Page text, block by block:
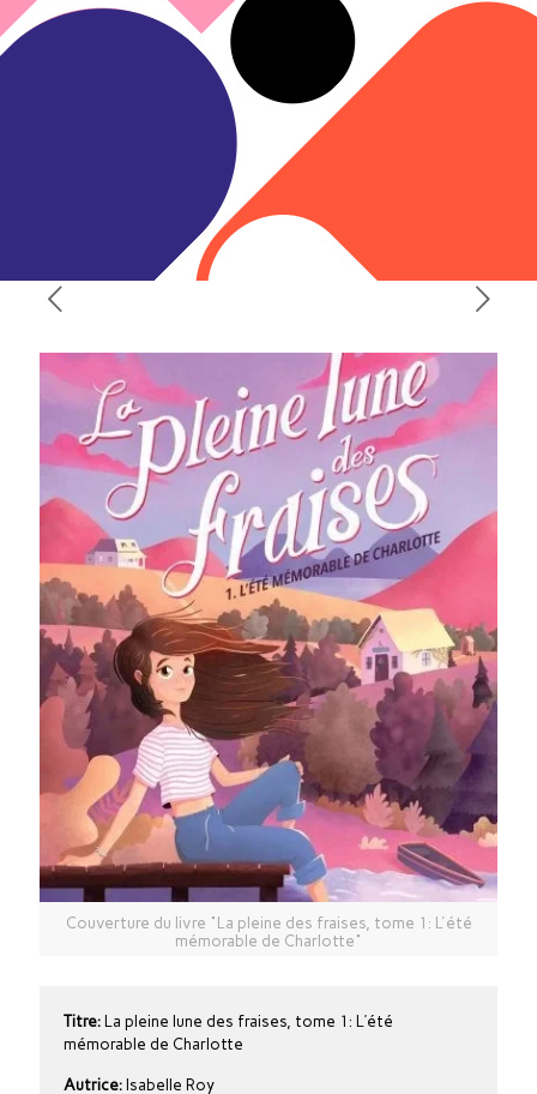
Couverture du livre "La pleine des fraises, tome 1: L'été
mémorable de Charlotte"
Titre: La pleine lune des fraises, tome 1: L’été
mémorable de Charlotte
Autrice: Isabelle Roy